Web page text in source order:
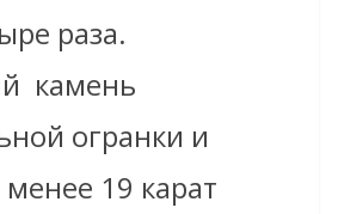
раза.
камень
огранки и
19 карат